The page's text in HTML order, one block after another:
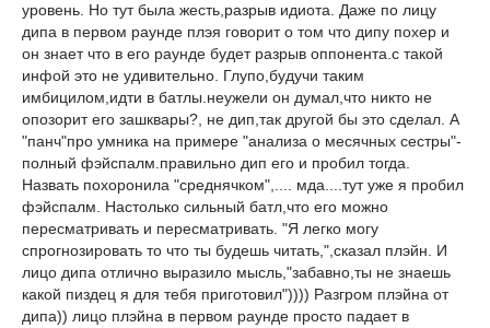
уровень. Но тут была жесть,разрыв идиота. Даже по лицу
дипа в первом раунде плэя говорит о том что дипу похер и
он знает что в его раунде будет разрыв оппонента.с такой
инфой это не удивительно. Глупо,будучи таким
имбицилом,идти в батлы.неужели он думал,что никто не
опозорит его зашквары?, не дип,так другой бы это сделал. А
"панч"про умника на примере "анализа о месячных сестры"-
полный фэйспалм.правильно дип его и пробил тогда.
Назвать похоронила "среднячком",.... мда....тут уже я пробил
фэйспалм. Настолько сильный батл,что его можно
пересматривать и пересматривать. "Я легко могу
спрогнозировать то что ты будешь читать,",сказал плэйн. И
лицо дипа отлично выразило мысль,"забавно,ты не знаешь
какой пиздец я для тебя приготовил")))) Разгром плэйна от
дипа)) лицо плэйна в первом раунде просто падает в